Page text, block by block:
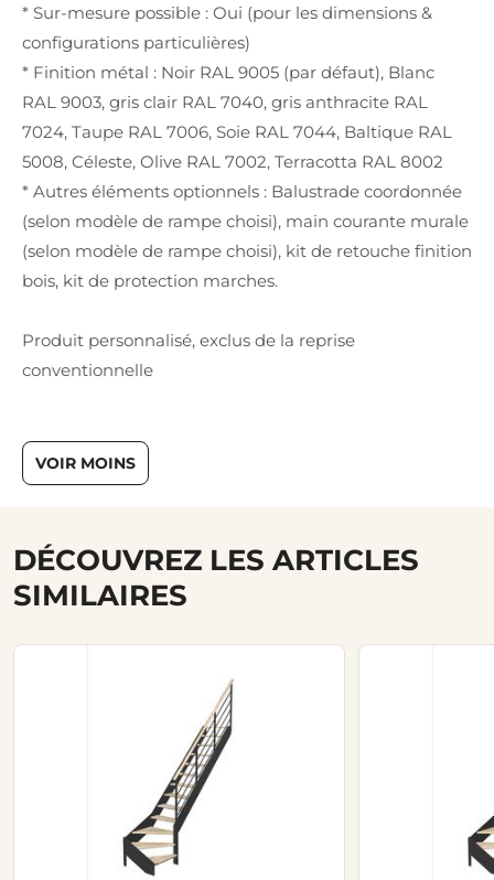
* Sur-mesure possible : Oui (pour les dimensions &
configurations particulières)
* Finition métal : Noir RAL 9005 (par défaut), Blanc
RAL 9003, gris clair RAL 7040, gris anthracite RAL
7024, Taupe RAL 7006, Soie RAL 7044, Baltique RAL
5008, Céleste, Olive RAL 7002, Terracotta RAL 8002
* Autres éléments optionnels : Balustrade coordonnée
(selon modèle de rampe choisi), main courante murale
(selon modèle de rampe choisi), kit de retouche finition
bois, kit de protection marches.
Produit personnalisé, exclus de la reprise
conventionnelle
VOIR MOINS
DÉCOUVREZ LES ARTICLES
SIMILAIRES